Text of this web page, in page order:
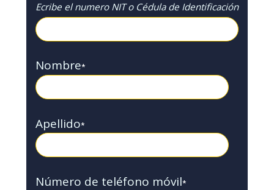
Ecribe el numero NIT o Cédula de Identificación
Nombre*
Apellido*
Número de teléfono móvil*